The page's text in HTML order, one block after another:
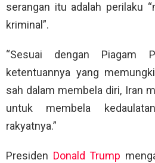
serangan itu adalah perilaku
kriminal”.
“Sesuai dengan Piagam
ketentuannya yang
sah dalam membela diri, Iran
untuk membela
rakyatnya.”
Presiden Donald Trump